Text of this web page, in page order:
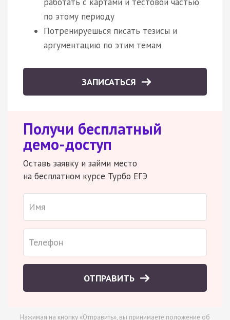
по этому периоду
Потренируешься писать тезисы и
аргументацию по этим темам
ЗАПИСАТЬСЯ
Получи бесплатный
демо-доступ
Оставь заявку и займи место
на бесплатном курсе Турбо ЕГЭ
ОТПРАВИТЬ
Нажимая на кнопку «Отправить», вы принимаете положение об